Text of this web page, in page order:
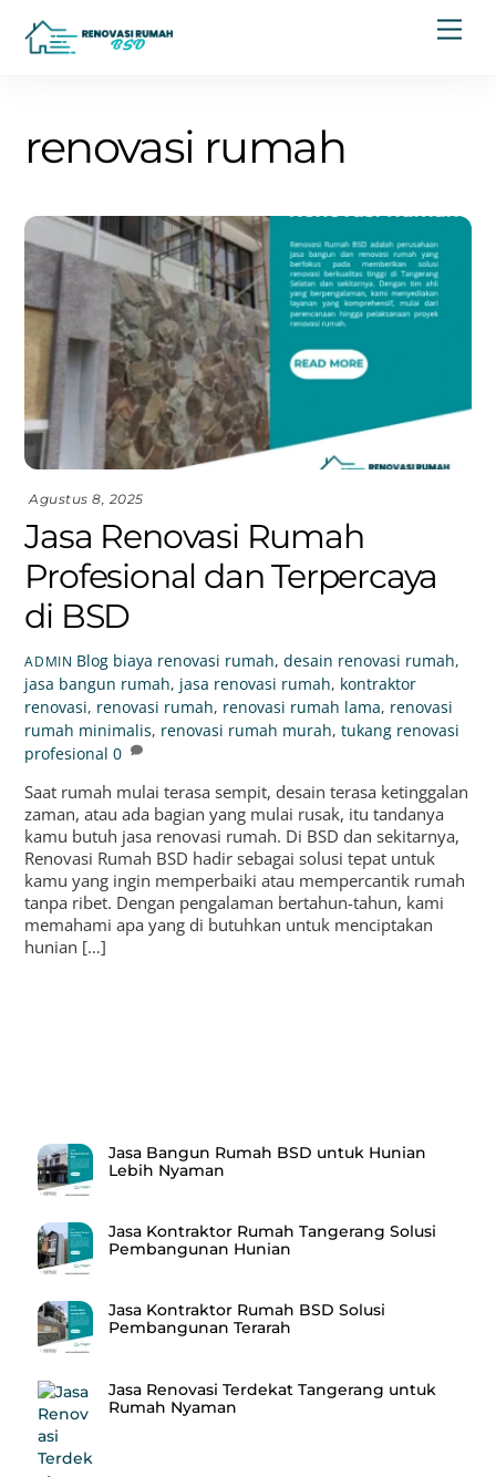
content
renovasi rumah
Agustus 8, 2025
Jasa Renovasi Rumah
Profesional dan Terpercaya
di BSD
ADMIN Blog biaya renovasi rumah,desain renovasi rumah,
jasa bangun rumah, jasa renovasi rumah, kontraktor
renovasi, renovasi rumah, renovasi rumah lama, renovasi
rumah minimalis, renovasi rumah murah,tukang renovasi
profesional 0
Saat rumah mulai terasa sempit, desain terasa ketinggalan
zaman, atau ada bagian yang mulai rusak, itu tandanya
kamu butuh jasa renovasi rumah. Di BSD dan sekitarnya,
Renovasi Rumah BSD hadir sebagai solusi tepat untuk
kamu yang ingin memperbaiki atau mempercantik rumah
tanpa ribet. Dengan pengalaman bertahun-tahun, kami
memahami apa yang di butuhkan untuk menciptakan
hunian […]
Jasa Bangun Rumah BSD untuk Hunian
Lebih Nyaman
Jasa Kontraktor Rumah Tangerang Solusi
Pembangunan Hunian
Jasa Kontraktor Rumah BSD Solusi
Pembangunan Terarah
Jasa Renovasi Terdekat Tangerang untuk
Rumah Nyaman